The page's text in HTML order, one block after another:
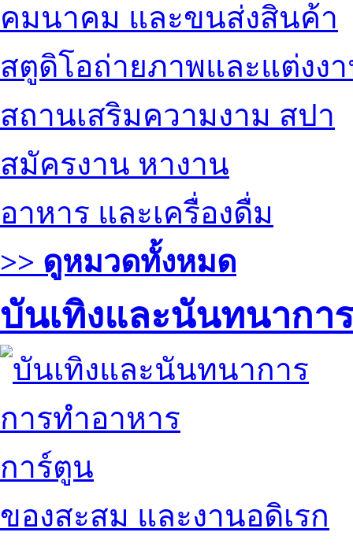
คมนาคม และขนส่งสินค้า
สตูดิโอถ่ายภาพและแต่งง
สถานเสริมความงาม สปา
สมัครงาน หางาน
อาหาร และเครื่องดื่ม
>> ดูหมวดทั้งหมด
บันเทิงและนันทนาการ
การทำอาหาร
การ์ตูน
ของสะสม และงานอดิเรก